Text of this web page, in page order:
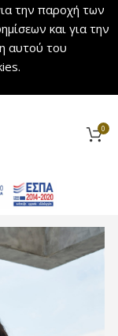
την παροχή των
και για την
αυτού του
0